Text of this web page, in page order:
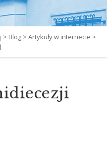
> Blog > Artykuły w internecie >